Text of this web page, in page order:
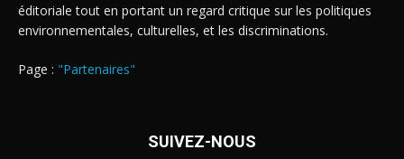
éditoriale tout en portant un regard critique sur les politiques
environnementales, culturelles, et les discriminations.
Page : "Partenaires"
SUIVEZ-NOUS